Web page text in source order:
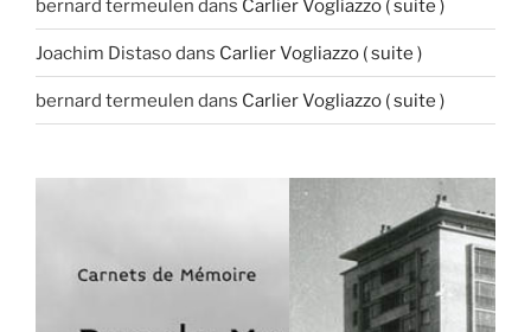
bernard termeulen dans Carlier Vogliazzo ( suite )
Joachim Distasodans Carlier Vogliazzo ( suite )
bernard termeulen dans Carlier Vogliazzo ( suite )